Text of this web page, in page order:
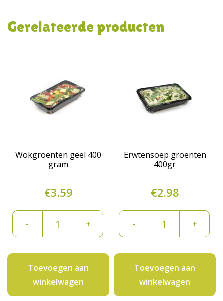
Gerelateerde producten
Wokgroenten geel 400
gram
€3.59
-
geel
aantal
+
Toevoegen aan
winkelwagen
Erwtensoep groenten
400gr
€2.98
-
groenten
+
Toevoegen aan
winkelwagen